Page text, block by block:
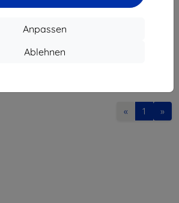
Anpassen
Ablehnen
« 1 »